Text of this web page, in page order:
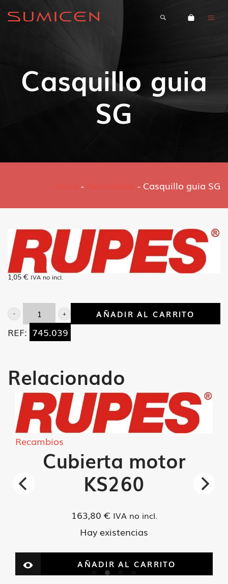
Casquillo guia
SG
- - Casquillo guia SG
1,05 € IVA no incl.
Casquillo
guia
AÑADIR AL CARRITO
REF: 745.039
Relacionado
Recambios
Cubierta motor
KS260
163,80 € IVA no incl.
Hay existencias
AÑADIR AL CARRITO